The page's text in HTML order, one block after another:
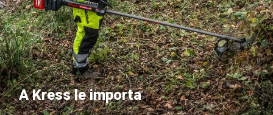
A Kress le importa